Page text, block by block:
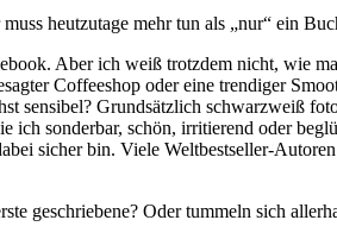
heutzutage mehr tun als „nur“ ein
Aber ich weiß trotzdem nicht, wie
Coffeeshop oder eine trendiger
sensibel? Grundsätzlich schwarzweiß
sonderbar, schön, irritierend oder
sicher bin. Viele Weltbestseller-
geschriebene? Oder tummeln sich